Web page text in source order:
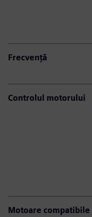
Frecvență
Controlul motorului
Motoare compatibile